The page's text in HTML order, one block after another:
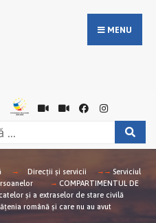
MENU
Direcții și servicii
Serviciul
COMPARTIMENTUL DE
şi a extraselor de stare civilă
română şi care nu au avut